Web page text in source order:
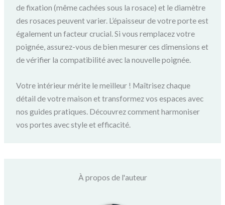
de fixation (même cachées sous la rosace) et le diamètre
des rosaces peuvent varier. L’épaisseur de votre porte est
également un facteur crucial. Si vous remplacez votre
poignée, assurez-vous de bien mesurer ces dimensions et
de vérifier la compatibilité avec la nouvelle poignée.
Votre intérieur mérite le meilleur ! Maîtrisez chaque
détail de votre maison et transformez vos espaces avec
nos guides pratiques. Découvrez comment harmoniser
vos portes avec style et efficacité.
À propos de l'auteur